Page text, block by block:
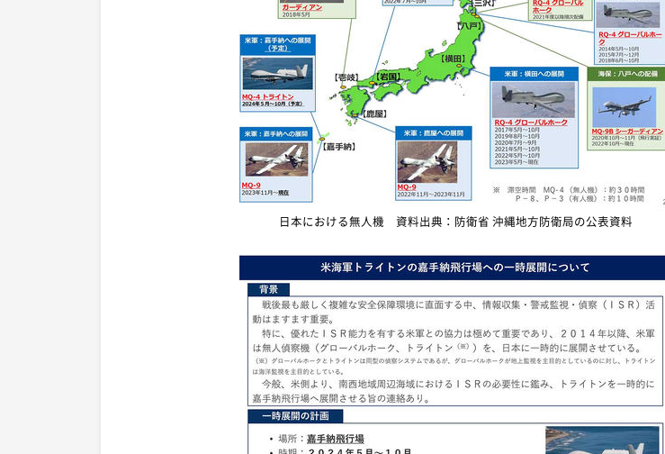
日本における無人機 資料出典：防衛省 沖縄地方防衛局の公表資料